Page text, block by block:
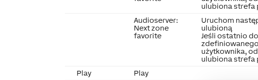
ulubiona strefa
Audioserver:
Next zone
favorite
Uruchom
ulubioną
Jeśli ostatnio
użytkownika,
ulubiona strefa
Play Play